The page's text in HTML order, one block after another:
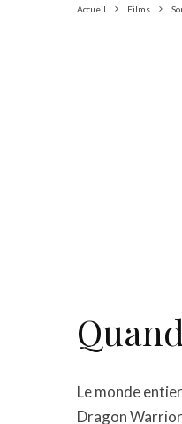
Accueil Films
Le monde
Dragon